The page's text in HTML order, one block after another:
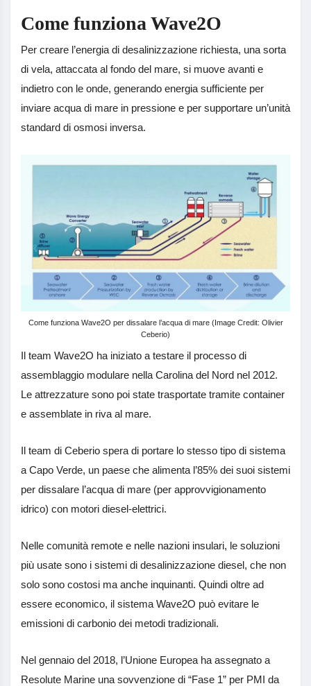
Come funziona Wave2O
Per creare l’energia di desalinizzazione richiesta, una sorta
di vela, attaccata al fondo del mare, si muove avanti e
indietro con le onde, generando energia sufficiente per
inviare acqua di mare in pressione e per supportare un’unità
standard di osmosi inversa.
Come funziona Wave2O per dissalare l’acqua di mare (Image Credit: Olivier
Ceberio)
Il team Wave2O ha iniziato a testare il processo di
assemblaggio modulare nella Carolina del Nord nel 2012.
Le attrezzature sono poi state trasportate tramite container
e assemblate in riva al mare.
Il team di Ceberio spera di portare lo stesso tipo di sistema
a Capo Verde, un paese che alimenta l’85% dei suoi sistemi
per dissalare l’acqua di mare (per approvvigionamento
idrico) con motori diesel-elettrici.
Nelle comunità remote e nelle nazioni insulari, le soluzioni
più usate sono i sistemi di desalinizzazione diesel, che non
solo sono costosi ma anche inquinanti. Quindi oltre ad
essere economico, il sistema Wave2O può evitare le
emissioni di carbonio dei metodi tradizionali.
Nel gennaio del 2018, l’Unione Europea ha assegnato a
Resolute Marine una sovvenzione di “Fase 1” per PMI da